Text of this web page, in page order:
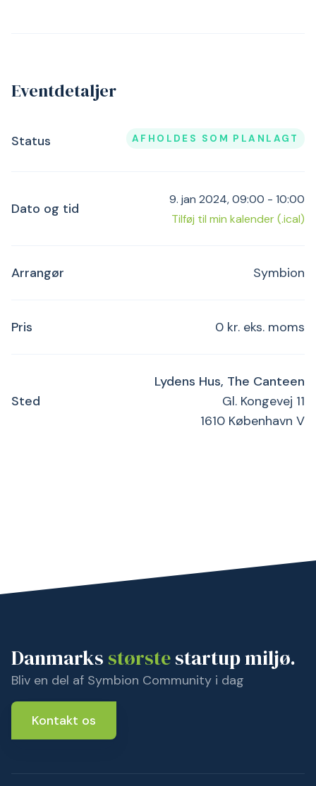
Eventdetaljer
Status AFHOLDES SOM PLANLAGT
Dato og tid
9. jan 2024, 09:00 - 10:00
Tilføj til min kalender (.ical)
Arrangør Symbion
Pris 0 kr. eks. moms
Sted
Lydens Hus, The Canteen
Gl. Kongevej 11
1610 København V
Danmarks størstestartup miljø.
Bliv en del af Symbion Community i dag
Kontakt os